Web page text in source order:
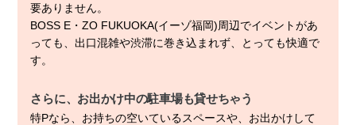
要ありません。
BOSS E・ZO FUKUOKA(イーゾ福岡)周辺でイベントがあ
っても、出口混雑や渋滞に巻き込まれず、とっても快適で
す。
さらに、お出かけ中の駐車場も貸せちゃう
特Pなら、お持ちの空いているスペースや、お出かけして